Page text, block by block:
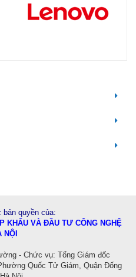
bản quyền của:
KHẨU VÀ ĐẦU TƯ CÔNG NGHỆ
NỘI
- Chức vụ: Tổng Giám đốc
Quốc Tử Giám, Quận Đống